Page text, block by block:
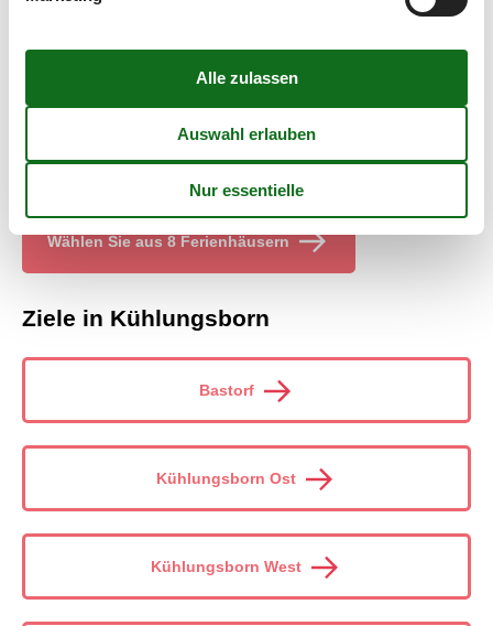
schlafzimmer
schlafzimmer" haben, können Sie sich natürlich gerne an uns
wenden. Senden Sie eine E-Mail an info@vacasol.de oder rufen
Sie an: (+49) 040 8740 6723.
Wählen Sie aus 8 Ferienhäusern
Ziele in Kühlungsborn
Bastorf
Kühlungsborn Ost
Kühlungsborn West